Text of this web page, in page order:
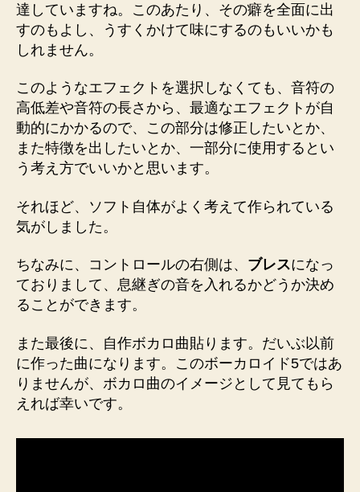
達していますね。このあたり、その癖を全面に出
すのもよし、うすくかけて味にするのもいいかも
しれません。
このようなエフェクトを選択しなくても、音符の
高低差や音符の長さから、最適なエフェクトが自
動的にかかるので、この部分は修正したいとか、
また特徴を出したいとか、一部分に使用するとい
う考え方でいいかと思います。
それほど、ソフト自体がよく考えて作られている
気がしました。
ちなみに、コントロールの右側は、 ブレスになっ
ておりまして、息継ぎの音を入れるかどうか決め
ることができます。
また最後に、自作ボカロ曲貼ります。だいぶ以前
に作った曲になります。このボーカロイド5ではあ
りませんが、ボカロ曲のイメージとして見てもら
えれば幸いです。